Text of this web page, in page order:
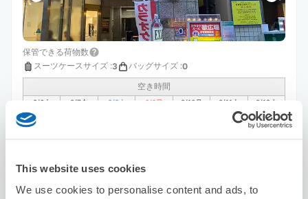
This website uses cookies
We use cookies to personalise content and ads, to
保管できる荷物数
スーツケースサイズ :3 バッグサイズ :0
空き時間
8/6木 8/7 金 8/8 土 8/9日 8/10 月 8/11 火 8/12 水